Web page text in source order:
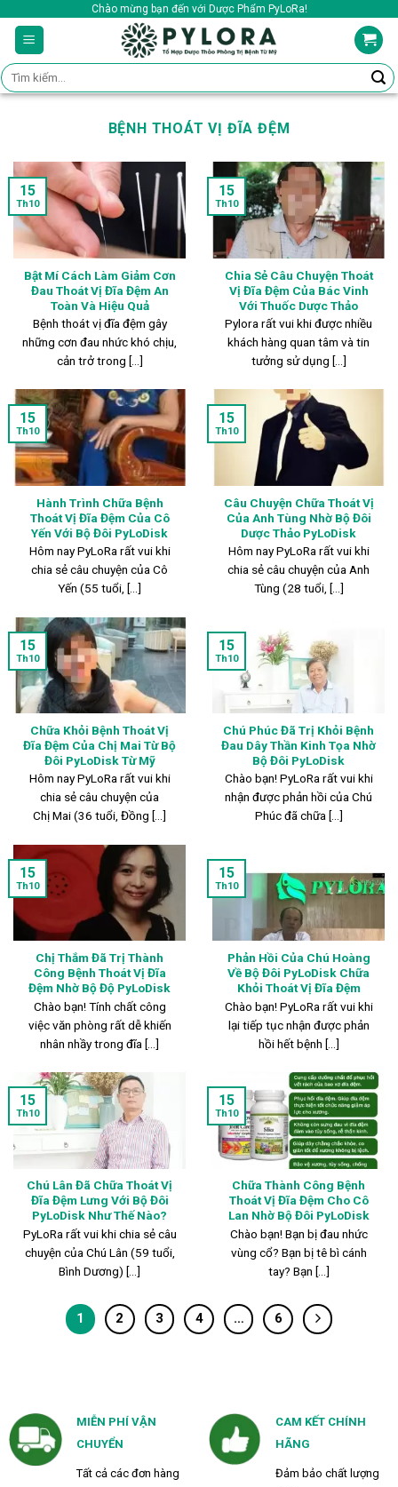
content
Chào mừng bạn đến với Dược Phẩm PyLoRa!
Tìm
kiếm:
BỆNH THOÁT VỊ ĐĨA ĐỆM
Bật Mí Cách Làm Giảm Cơn
Đau Thoát Vị Đĩa Đệm An
Toàn Và Hiệu Quả
Bệnh thoát vị đĩa đệm gây
những cơn đau nhức khó chịu,
cản trở trong [...]
15
Th10
Chia Sẻ Câu Chuyện Thoát
Vị Đĩa Đệm Của Bác Vinh
Với Thuốc Dược Thảo
Pylora rất vui khi được nhiều
khách hàng quan tâm và tin
tưởng sử dụng [...]
15
Th10
Hành Trình Chữa Bệnh
Thoát Vị Đĩa Đệm Của Cô
Yến Với Bộ Đôi PyLoDisk
Hôm nay PyLoRa rất vui khi
chia sẻ câu chuyện của Cô
Yến (55 tuổi, [...]
15
Th10
Câu Chuyện Chữa Thoát Vị
Của Anh Tùng Nhờ Bộ Đôi
Dược Thảo PyLoDisk
Hôm nay PyLoRa rất vui khi
chia sẻ câu chuyện của Anh
Tùng (28 tuổi, [...]
15
Th10
Chữa Khỏi Bệnh Thoát Vị
Đĩa Đệm Của Chị Mai Từ Bộ
Đôi PyLoDisk Từ Mỹ
Hôm nay PyLoRa rất vui khi
chia sẻ câu chuyện của
Chị Mai (36 tuổi, Đồng [...]
15
Th10
Chú Phúc Đã Trị Khỏi Bệnh
Đau Dây Thần Kinh Tọa Nhờ
Bộ Đôi PyLoDisk
Chào bạn! PyLoRa rất vui khi
nhận được phản hồi của Chú
Phúc đã chữa [...]
15
Th10
Chị Thắm Đã Trị Thành
Công Bệnh Thoát Vị Đĩa
Đệm Nhờ Bộ Độ PyLoDisk
Chào bạn! Tính chất công
việc văn phòng rất dễ khiến
nhân nhầy trong đĩa [...]
15
Th10
Phản Hồi Của Chú Hoàng
Về Bộ Đôi PyLoDisk Chữa
Khỏi Thoát Vị Đĩa Đệm
Chào bạn! PyLoRa rất vui khi
lại tiếp tục nhận được phản
hồi hết bệnh [...]
15
Th10
Chú Lân Đã Chữa Thoát Vị
Đĩa Đệm Lưng Với Bộ Đôi
PyLoDisk Như Thế Nào?
PyLoRa rất vui khi chia sẻ câu
chuyện của Chú Lân (59 tuổi,
Bình Dương) [...]
15
Th10
Chữa Thành Công Bệnh
Thoát Vị Đĩa Đệm Cho Cô
Lan Nhờ Bộ Đôi PyLoDisk
Chào bạn! Bạn bị đau nhức
vùng cổ? Bạn bị tê bì cánh
tay? Bạn [...]
15
Th10
1 2 3 4 … 6
MIỄN PHÍ VẬN
CHUYỂN
Tất cả các đơn hàng
CAM KẾT CHÍNH
HÃNG
Đảm bảo chất lượng